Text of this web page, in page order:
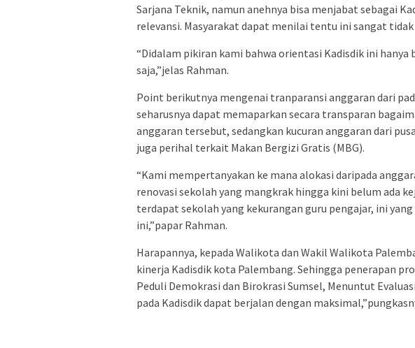
Sarjana Teknik, namun anehnya bisa menjabat sebagai
relevansi. Masyarakat dapat menilai tentu ini sangat tidak
“Didalam pikiran kami bahwa orientasi Kadisdik ini
saja,”jelas Rahman.
Point berikutnya mengenai tranparansi anggaran dari
seharusnya dapat memaparkan secara transparan
anggaran tersebut, sedangkan kucuran anggaran dari
juga perihal terkait Makan Bergizi Gratis (MBG).
“Kami mempertanyakan ke mana alokasi daripada
renovasi sekolah yang mangkrak hingga kini belum ada
terdapat sekolah yang kekurangan guru pengajar, ini
ini,”papar Rahman.
Harapannya, kepada Walikota dan Wakil Walikota
kinerja Kadisdik kota Palembang. Sehingga penerapan
Peduli Demokrasi dan Birokrasi Sumsel, Menuntut
pada Kadisdik dapat berjalan dengan